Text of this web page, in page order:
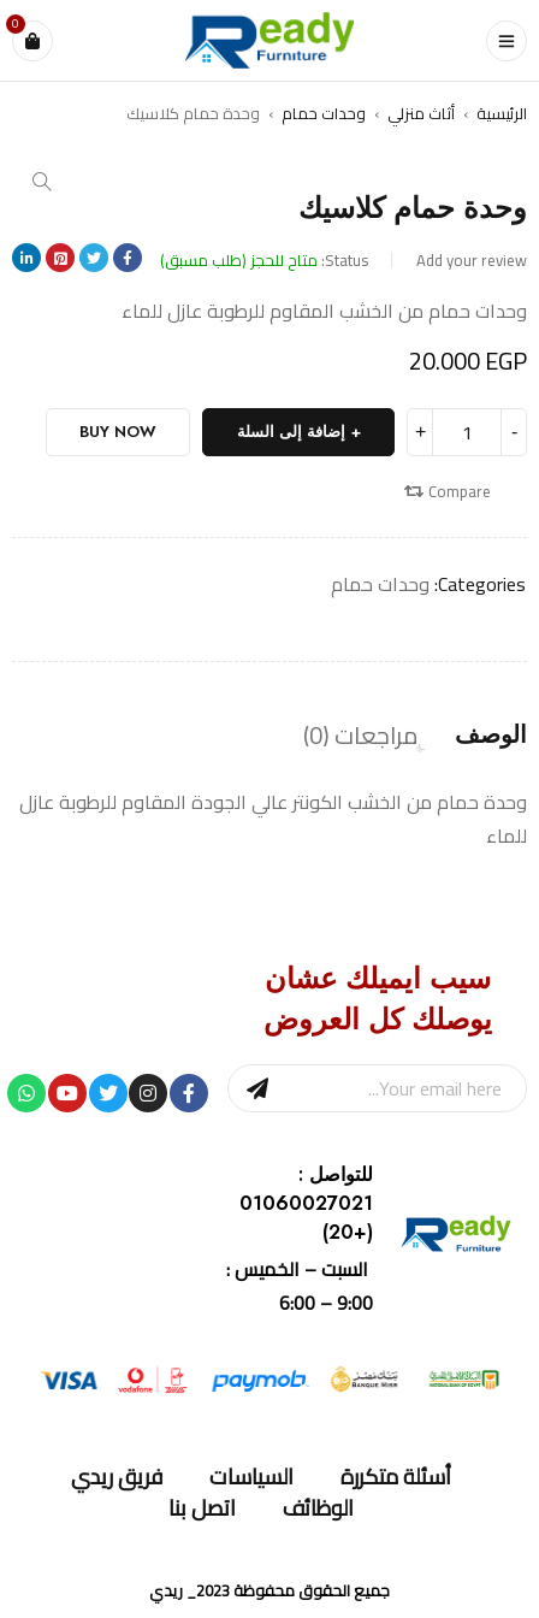
0
الرئيسية › أثاث منزلي › وحدات حمام › وحدة حمام كلاسيك
وحدة حمام كلاسيك
Add your review
Status: متاح للحجز (طلب مسبق)
وحدات حمام من الخشب المقاوم للرطوبة عازل للماء
20.000EGP
إضافة إلى السلة BUY NOW
Compare
Categories: وحدات حمام
الوصف مراجعات (0)
وحدة حمام من الخشب الكونتر عالي الجودة المقاوم للرطوبة عازل
للماء
سيب ايميلك عشان
يوصلك كل العروض
للتواصل :
01060027021
(+20)
السبت – الخميس :
9:00 – 6:00
أسئلة متكررة السياسات فريق ريدي
الوظائف اتصل بنا
جميع الحقوق محفوظة 2023_ ريدي